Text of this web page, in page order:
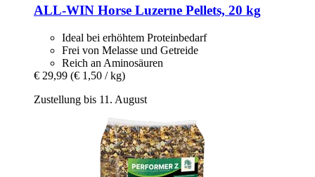
ALL-WIN Horse Luzerne Pellets, 20 kg
Ideal bei erhöhtem Proteinbedarf
Frei von Melasse und Getreide
Reich an Aminosäuren
€ 29,99 (€ 1,50 / kg)
Zustellung bis 11. August